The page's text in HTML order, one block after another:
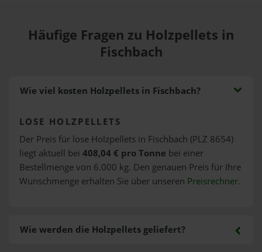
Häufige Fragen zu Holzpellets in
Fischbach
Wie viel kosten Holzpellets in Fischbach?
LOSE HOLZPELLETS
Der Preis für lose Holzpellets in Fischbach (PLZ 8654)
liegt aktuell bei 408,04 € pro Tonne bei einer
Bestellmenge von 6.000 kg. Den genauen Preis für Ihre
Wunschmenge erhalten Sie über unseren Preisrechner.
Wie werden die Holzpellets geliefert?